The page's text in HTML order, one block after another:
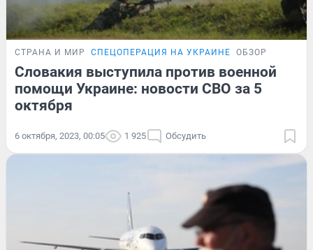
СТРАНА И МИР СПЕЦОПЕРАЦИЯ НА УКРАИНЕ ОБЗОР
Словакия выступила против военной
помощи Украине: новости СВО за 5
октября
6 октября, 2023, 00:05 1 925 Обсудить